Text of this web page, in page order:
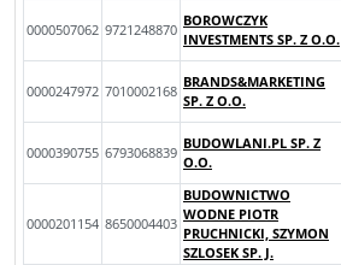
0000507062 9721248870
BOROWCZYK
INVESTMENTS SP. Z O.O.
0000247972 7010002168
BRANDS&MARKETING
SP. Z O.O.
0000390755 6793068839
BUDOWLANI.PL SP. Z
O.O.
0000201154 8650004403
BUDOWNICTWO
WODNE PIOTR
PRUCHNICKI, SZYMON
SZLOSEK SP. J.